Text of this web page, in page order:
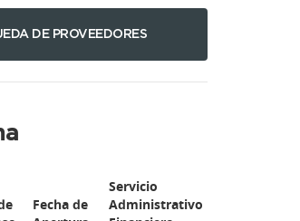
DE PROVEEDORES
Fecha de
Servicio
Administrativo